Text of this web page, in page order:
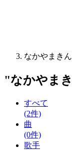
なかやまき
"なかやま
すべて
(2件)
曲
(0件)
歌手